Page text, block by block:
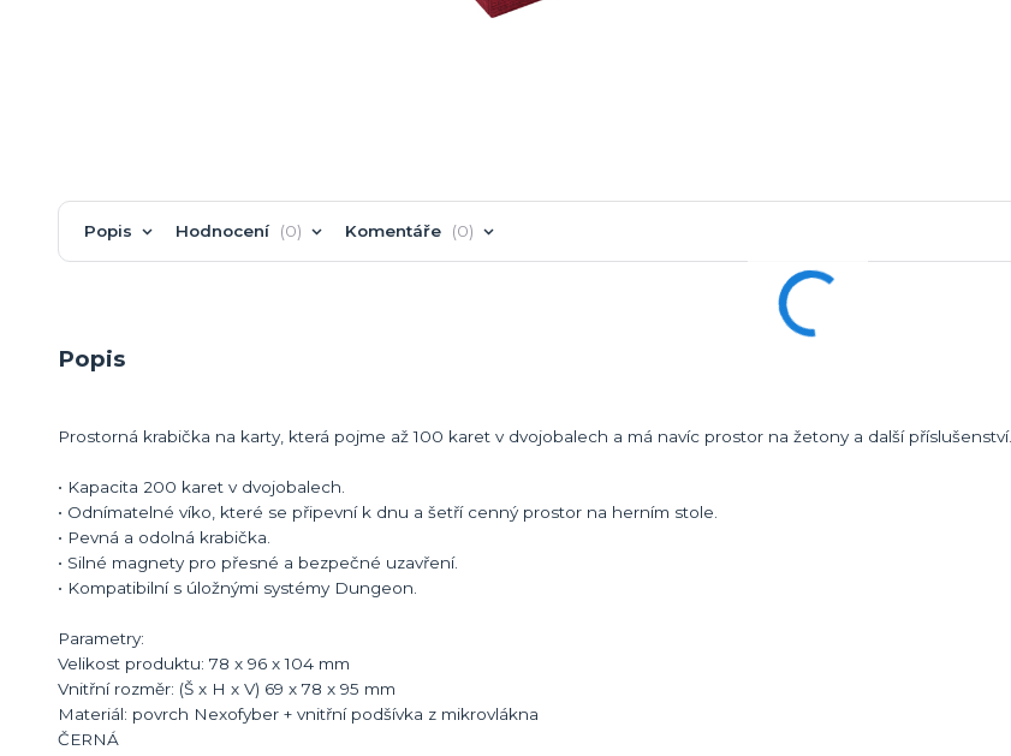
Popis Hodnocení 0 Komentáře 0
Popis
Prostorná krabička na karty, která pojme až 100 karet v dvojobalech a má navíc prostor na žetony a další příslušenství.
• Kapacita 200 karet v dvojobalech.
• Odnímatelné víko, které se připevní k dnu a šetří cenný prostor na herním stole.
• Pevná a odolná krabička.
• Silné magnety pro přesné a bezpečné uzavření.
• Kompatibilní s úložnými systémy Dungeon.
Parametry:
Velikost produktu: 78 x 96 x 104 mm
Vnitřní rozměr: (Š x H x V) 69 x 78 x 95 mm
Materiál: povrch Nexofyber + vnitřní podšívka z mikrovlákna
ČERNÁ